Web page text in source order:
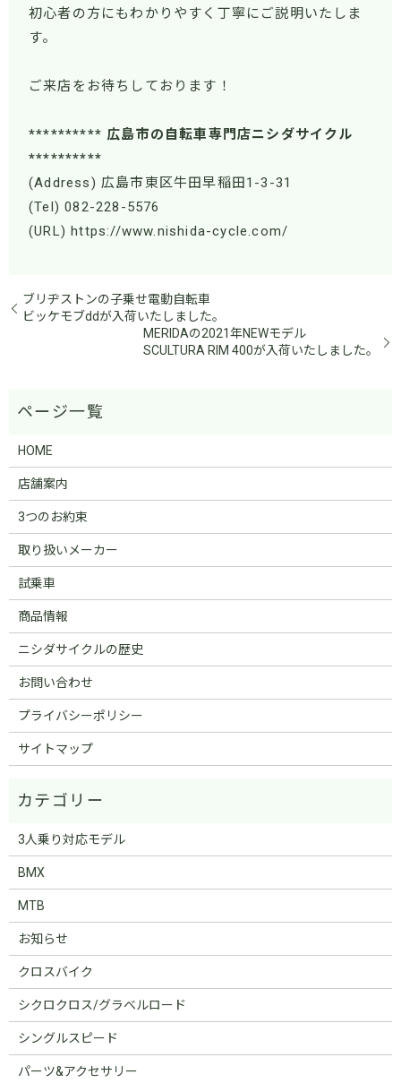
初心者の方にもわかりやすく丁寧にご説明いたしま
す。
ご来店をお待ちしております！
********** 広島市の自転車専門店ニシダサイクル
**********
(Address) 広島市東区牛田早稲田1-3-31
(Tel) 082-228-5576
(URL) https://www.nishida-cycle.com/
ブリヂストンの子乗せ電動自転車
ビッケモブddが入荷いたしました。
MERIDAの2021年NEWモデル
SCULTURA RIM 400が入荷いたしました。
HOME
店舗案内
3つのお約束
取り扱いメーカー
試乗車
商品情報
ニシダサイクルの歴史
お問い合わせ
プライバシーポリシー
サイトマップ
3人乗り対応モデル
BMX
MTB
お知らせ
クロスバイク
シクロクロス/グラベルロード
シングルスピード
パーツ&アクセサリー